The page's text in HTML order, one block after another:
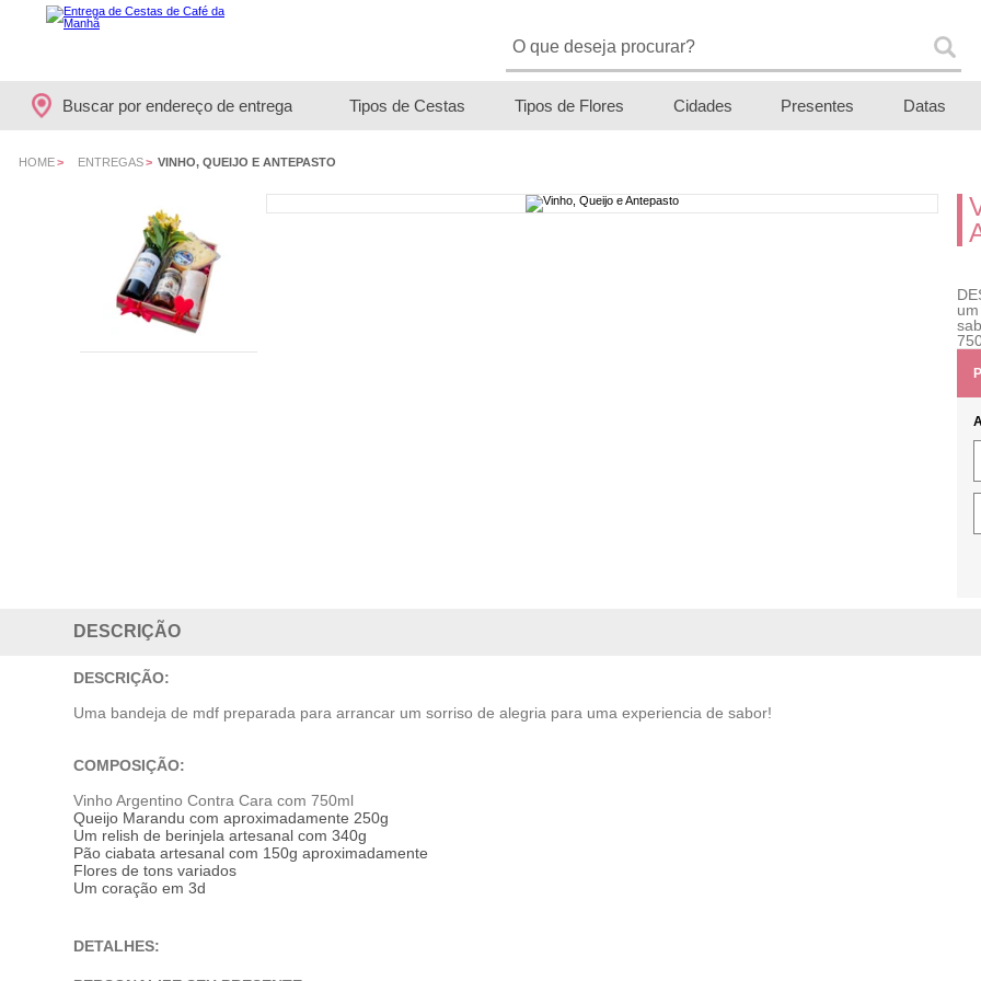
Buscar por endereço de entrega Tipos de Cestas Tipos de Flores Cidades Presentes Datas
HOME> ENTREGAS> VINHO, QUEIJO E ANTEPASTO
DESCRIÇÃO
DESCRIÇÃO:
Uma bandeja de mdf preparada para arrancar um sorriso de alegria para uma experiencia de sabor!
COMPOSIÇÃO:
Vinho Argentino Contra Cara com 750ml
Queijo Marandu com aproximadamente 250g
Um relish de berinjela artesanal com 340g
Pão ciabata artesanal com 150g aproximadamente
Flores de tons variados
Um coração em 3d
DETALHES: